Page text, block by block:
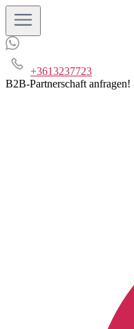
+3613237723
B2B-Partnerschaft anfragen!